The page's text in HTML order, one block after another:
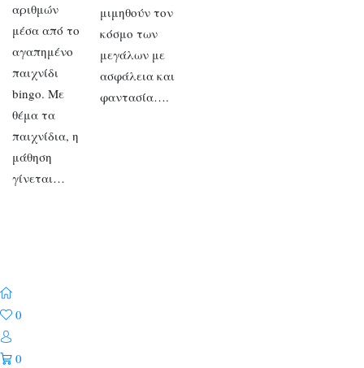
αριθμών
μέσα από το
αγαπημένο
παιχνίδι
bingo. Με
θέμα τα
παιχνίδια, η
μάθηση
γίνεται…
μιμηθούν τον
κόσμο των
μεγάλων με
ασφάλεια και
φαντασία….
0
0